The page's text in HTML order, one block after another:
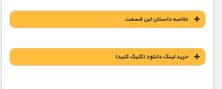
خلاصه داستان این قسمت
خريد لينک دانلود (کليک کنيد)